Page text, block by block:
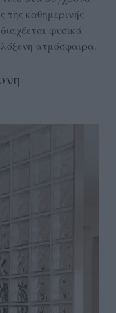
της καθημερινής
φυσικά
ατμόσφαιρα.